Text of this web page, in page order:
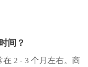
间？
2 - 3 个月左右。商